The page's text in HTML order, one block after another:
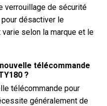
verrouillage de sécurité
désactiver le
selon la marque et le
télécommande
?
télécommande pour
généralement de